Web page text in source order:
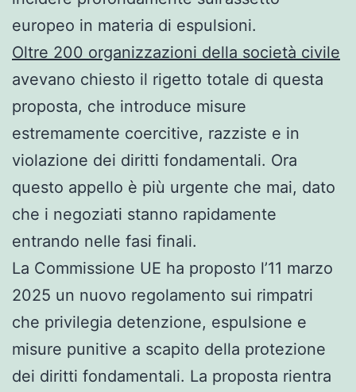
europeo in materia di espulsioni.
Oltre 200 organizzazioni della società civile
avevano chiesto il rigetto totale di questa
proposta, che introduce misure
estremamente coercitive, razziste e in
violazione dei diritti fondamentali. Ora
questo appello è più urgente che mai, dato
che i negoziati stanno rapidamente
entrando nelle fasi finali.
La Commissione UE ha proposto l’11 marzo
2025 un nuovo regolamento sui rimpatri
che privilegia detenzione, espulsione e
misure punitive a scapito della protezione
dei diritti fondamentali. La proposta rientra